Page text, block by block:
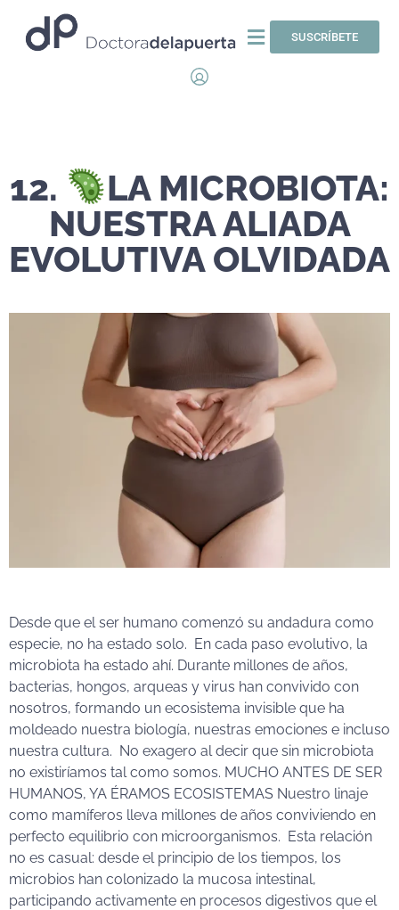
SUSCRÍBETE
12.
LA MICROBIOTA:
NUESTRA ALIADA
EVOLUTIVA OLVIDADA
Desde que el ser humano comenzó su andadura como
especie, no ha estado solo. En cada paso evolutivo, la
microbiota ha estado ahí. Durante millones de años,
bacterias, hongos, arqueas y virus han convivido con
nosotros, formando un ecosistema invisible que ha
moldeado nuestra biología, nuestras emociones e incluso
nuestra cultura. No exagero al decir que sin microbiota
no existiríamos tal como somos. MUCHO ANTES DE SER
HUMANOS, YA ÉRAMOS ECOSISTEMAS Nuestro linaje
como mamíferos lleva millones de años conviviendo en
perfecto equilibrio con microorganismos. Esta relación
no es casual: desde el principio de los tiempos, los
microbios han colonizado la mucosa intestinal,
participando activamente en procesos digestivos que el